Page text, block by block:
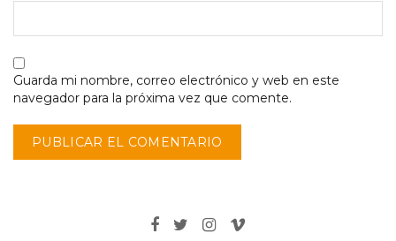
Guarda mi nombre, correo electrónico y web en este
navegador para la próxima vez que comente.